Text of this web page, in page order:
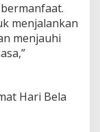
menjalankan
menjauhi
Hari Bela